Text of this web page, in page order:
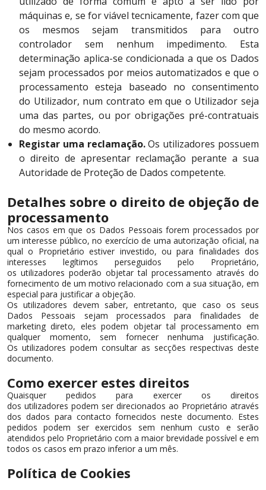
máquinas e, se for viável tecnicamente, fazer com que
os mesmos sejam transmitidos para outro
controlador sem nenhum impedimento. Esta
determinação aplica-se condicionada a que os Dados
sejam processados por meios automatizados e que o
processamento esteja baseado no consentimento
do Utilizador, num contrato em que o Utilizador seja
uma das partes, ou por obrigações pré-contratuais
do mesmo acordo.
Registar uma reclamação.Os utilizadores possuem
o direito de apresentar reclamação perante a sua
Autoridade de Proteção de Dados competente.
Detalhes sobre o direito de objeção de
processamento
Nos casos em que os Dados Pessoais forem processados por
um interesse público, no exercício de uma autorização oficial, na
qual o Proprietário estiver investido, ou para finalidades dos
interesses legítimos perseguidos pelo Proprietário,
os utilizadores poderão objetar tal processamento através do
fornecimento de um motivo relacionado com a sua situação, em
especial para justificar a objeção.
Os utilizadores devem saber, entretanto, que caso os seus
Dados Pessoais sejam processados para finalidades de
marketing direto, eles podem objetar tal processamento em
qualquer momento, sem fornecer nenhuma justificação.
Os utilizadores podem consultar as secções respectivas deste
documento.
Como exercer estes direitos
Quaisquer pedidos para exercer os direitos
dos utilizadores podem ser direcionados ao Proprietário através
dos dados para contacto fornecidos neste documento. Estes
pedidos podem ser exercidos sem nenhum custo e serão
atendidos pelo Proprietário com a maior brevidade possível e em
todos os casos em prazo inferior a um mês.
Política de Cookies